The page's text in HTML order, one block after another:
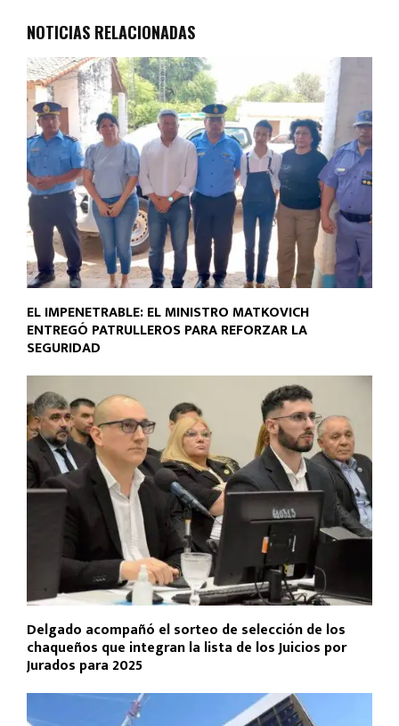
o
o
k
A
p
p
tir
NOTICIAS RELACIONADAS
EL IMPENETRABLE: EL MINISTRO MATKOVICH
ENTREGÓ PATRULLEROS PARA REFORZAR LA
SEGURIDAD
Delgado acompañó el sorteo de selección de los
chaqueños que integran la lista de los Juicios por
Jurados para 2025